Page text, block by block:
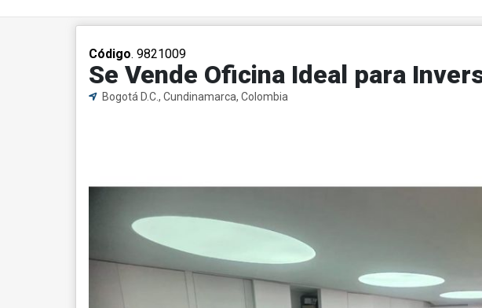
Código. 9821009
Se Vende Oficina Ideal para
Bogotá D.C., Cundinamarca, Colombia